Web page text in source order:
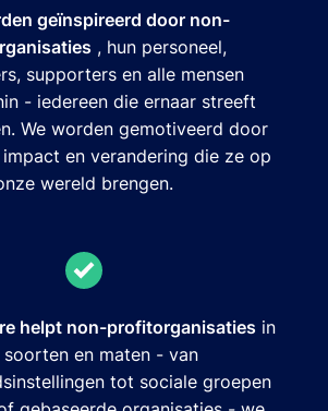
geïnspireerd door non-
, hun personeel,
supporters en alle mensen
- iedereen die ernaar streeft
We worden gemotiveerd door
en verandering die ze op
wereld brengen.
helpt non-profitorganisatiesin
soorten en maten - van
tot sociale groepen